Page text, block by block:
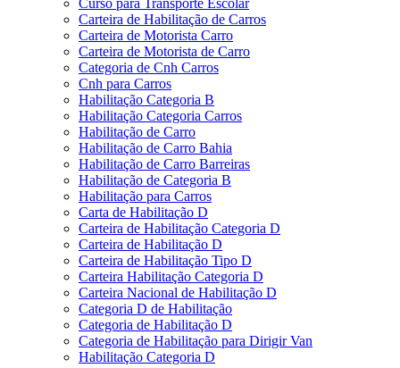
Carteira de Habilitação de Carros
Carteira de Motorista Carro
Carteira de Motorista de Carro
Categoria de Cnh Carros
Cnh para Carros
Habilitação Categoria B
Habilitação Categoria Carros
Habilitação de Carro
Habilitação de Carro Bahia
Habilitação de Carro Barreiras
Habilitação de Categoria B
Habilitação para Carros
Carta de Habilitação D
Carteira de Habilitação Categoria D
Carteira de Habilitação D
Carteira de Habilitação Tipo D
Carteira Habilitação Categoria D
Carteira Nacional de Habilitação D
Categoria D de Habilitação
Categoria de Habilitação D
Categoria de Habilitação para Dirigir Van
Habilitação Categoria D